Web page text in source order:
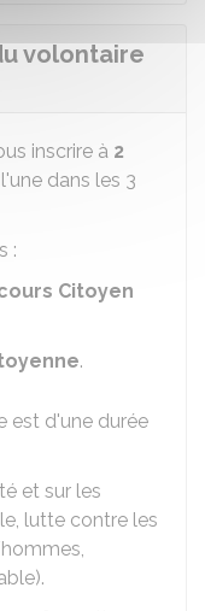
volontaire
inscrire à 2
dans les 3
:
Citoyen
.
est d'une durée
et sur les
lutte contre les